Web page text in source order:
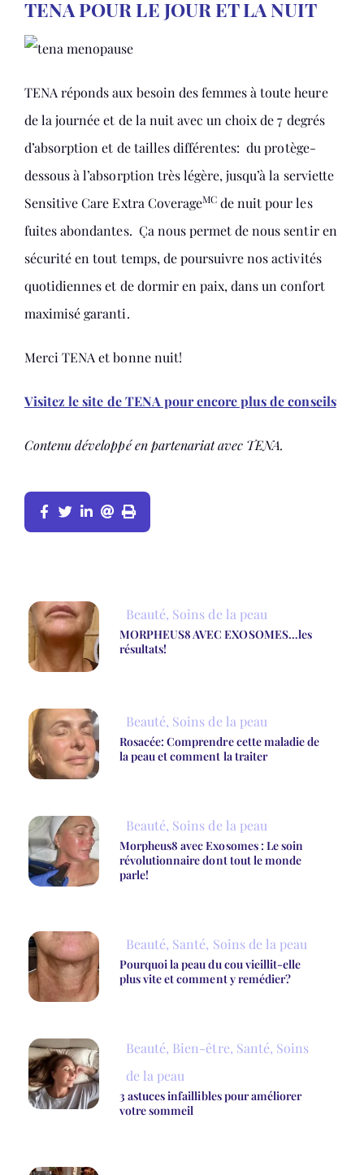
TENA POUR LE JOUR ET LA NUIT
TENA réponds aux besoin des femmes à toute heure
de la journée et de la nuit avec un choix de 7 degrés
d’absorption et de tailles différentes: du protège-
dessous à l’absorption très légère, jusqu’à la serviette
Sensitive Care Extra CoverageMC de nuit pour les
fuites abondantes. Ça nous permet de nous sentir en
sécurité en tout temps, de poursuivre nos activités
quotidiennes et de dormir en paix, dans un confort
maximisé garanti.
Merci TENA et bonne nuit!
Visitez le site de TENA pour encore plus de conseils
Contenu développé en partenariat avec TENA.
Beauté, Soins de la peau
MORPHEUS8 AVEC EXOSOMES…les
résultats!
Beauté, Soins de la peau
Rosacée: Comprendre cette maladie de
la peau et comment la traiter
Beauté, Soins de la peau
Morpheus8 avec Exosomes : Le soin
révolutionnaire dont tout le monde
parle!
Beauté, Santé, Soins de la peau
Pourquoi la peau du cou vieillit-elle
plus vite et comment y remédier?
Beauté, Bien-être, Santé, Soins
de la peau
3 astuces infaillibles pour améliorer
votre sommeil